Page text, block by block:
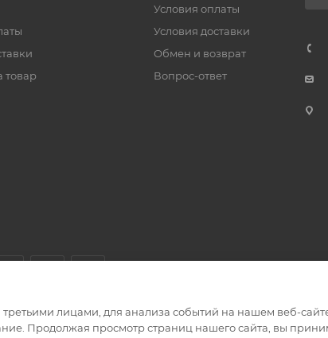
товар
Условия оплаты
Условия доставки
Обмен и возврат
Вопрос-ответ
лицами, для анализа событий на нашем веб-
Продолжая просмотр страниц нашего сайта, вы